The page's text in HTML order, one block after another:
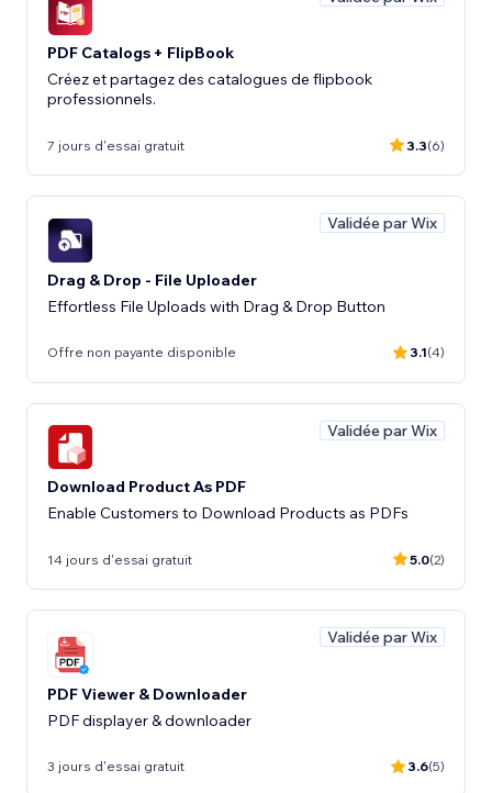
PDF Catalogs + FlipBook
Créez et partagez des catalogues de flipbook
professionnels.
7 jours d'essai gratuit 3.3(6)
Validée par Wix
Drag & Drop - File Uploader
Effortless File Uploads with Drag & Drop Button
Offre non payante disponible 3.1(4)
Validée par Wix
Download Product As PDF
Enable Customers to Download Products as PDFs
14 jours d'essai gratuit 5.0(2)
Validée par Wix
PDF Viewer & Downloader
PDF displayer & downloader
3 jours d'essai gratuit 3.6(5)